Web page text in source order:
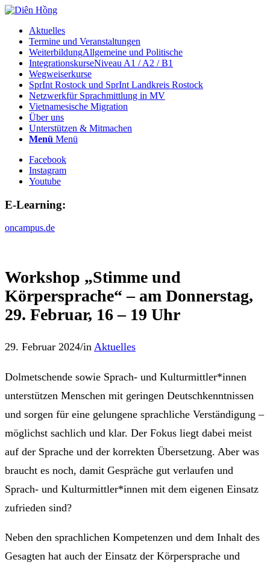
Aktuelles
Termine und Veranstaltungen
WeiterbildungAllgemeine und Politische
IntegrationskurseNiveau A1 / A2 / B1
Wegweiserkurse
SprInt Rostock und SprInt Landkreis Rostock
Netzwerkfür Sprachmittlung in MV
Vietnamesische Migration
Über uns
Unterstützen & Mitmachen
Menü Menü
Facebook
Instagram
Youtube
E-Learning:
oncampus.de
Workshop „Stimme und
Körpersprache“ – am Donnerstag,
29. Februar, 16 – 19 Uhr
29. Februar 2024/in Aktuelles
Dolmetschende sowie Sprach- und Kulturmittler*innen
unterstützen Menschen mit geringen Deutschkenntnissen
und sorgen für eine gelungene sprachliche Verständigung –
möglichst sachlich und klar. Der Fokus liegt dabei meist
auf der Sprache und der korrekten Übersetzung. Aber was
braucht es noch, damit Gespräche gut verlaufen und
Sprach- und Kulturmittler*innen mit dem eigenen Einsatz
zufrieden sind?
Neben den sprachlichen Kompetenzen und dem Inhalt des
Gesagten hat auch der Einsatz der Körpersprache und